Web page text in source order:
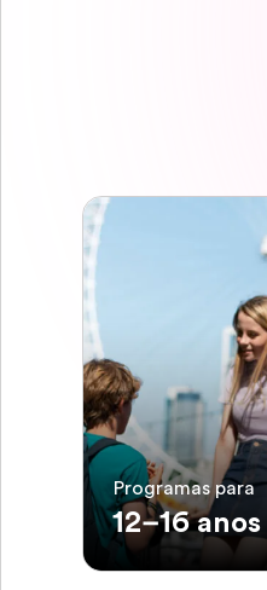
Programas para
12–16 anos